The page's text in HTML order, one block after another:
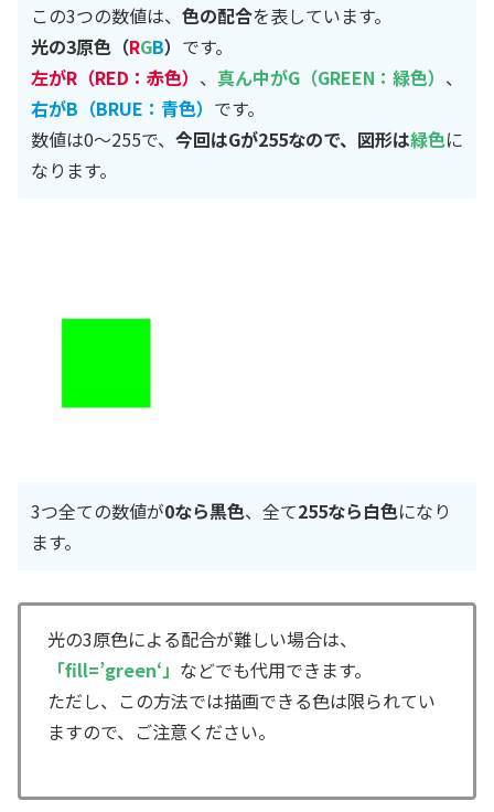
この3つの数値は、 色の配合を表しています。
光の3原色（RGB） です。
左がR（RED：赤色） 、 真ん中がG（GREEN：緑色） 、
右がB（BRUE：青色） です。
数値は0～255で、 今回はGが255なので、図形は緑色に
なります。
3つ全ての数値が0なら黒色、全て255なら白色になり
ます。
光の3原色による配合が難しい場合は、
「fill=’green‘」 などでも代用できます。
ただし、この方法では描画できる色は限られてい
ますので、ご注意ください。